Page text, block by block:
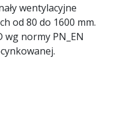
wentylacyjne
od 80 do 1600 mm.
wg normy PN_EN